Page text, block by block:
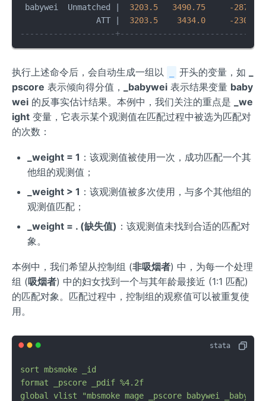
babywei  Unmatched | 3203.5 3490.75
-287.25
                ATT |
3203.5 3434.0
-230.5
--------------------
执行上述命令后，会自动生成一组以 开头的变量，如
pscore 表示倾向得分值， _babywei 表示结果变量 baby
wei 的反事实估计结果。本例中，我们关注的重点是
_we
ight 变量，它表示某个观测值在匹配过程中被选为匹配对
的次数：
_weight = 1 ：该观测值被使用一次，成功匹配一个其
他组的观测值；
_weight > 1 ：该观测值被多次使用，与多个其他组的
观测值匹配；
_weight = . (缺失值) ：该观测值未找到合适的匹配对
象。
本例中，我们希望从控制组 (非吸烟者) 中，为每一个处理
组 (吸烟者) 中的妇女找到一个与其年龄最接近 (1:1 匹配)
的匹配对象。匹配过程中，控制组的观察值可以被重复使
用。
sort mbsmoke
_id
format
_pscore _pdif %4.2f
global
vlist
"mbsmoke mage _pscore babywei